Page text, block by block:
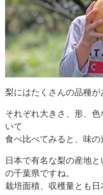
梨にはたくさんの品種が
それぞれ大きさ、形、
いて
食べ比べてみると、味の
日本で有名な梨の産地と
の千葉県ですね。
栽培面積、収穫量とも日